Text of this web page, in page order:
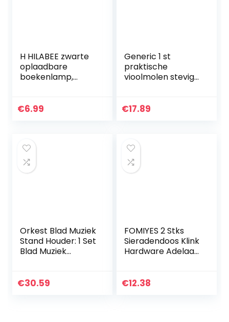
H HILABEE zwarte
oplaadbare
boekenlamp,
hals
€6.99
Generic 1 st
praktische
vioolmolen stevige
viooltoevoer
€17.89
Orkest Blad Muziek
Stand Houder: 1 Set
Blad Muziek
Opvouwbaar
€30.59
FOMIYES 2 Stks
Sieradendoos Klink
Hardware Adelaar
Meubels Houten
€12.38